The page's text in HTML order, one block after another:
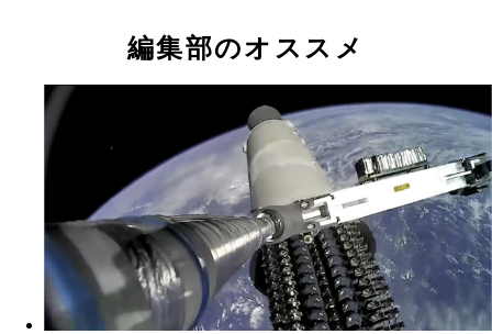
サービスであれば、この規制が緩く設定されてい
編集部のオススメ